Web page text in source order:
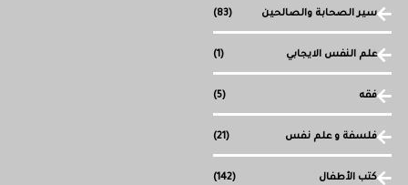
سير الصحابة والصالحين (83)
علم النفس الايجابي (1)
فقه (5)
فلسفة و علم نفس (21)
كتب الأطفال (142)